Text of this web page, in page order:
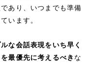
あり、いつまでも準備
います。
な会話表現をいち早く
最優先に考えるべき な